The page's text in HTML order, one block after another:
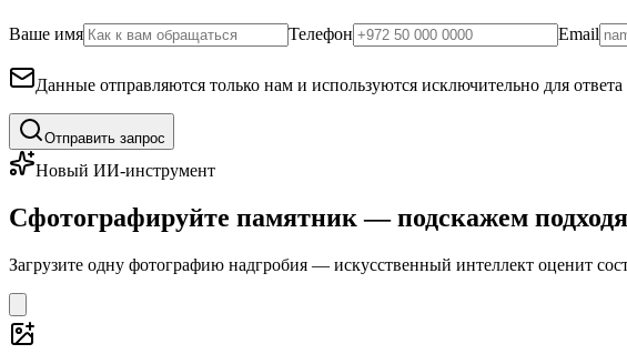
Ваше имя Телефон Email
Данные отправляются только нам и используются исключительно для
Отправить запрос
Новый ИИ-инструмент
Сфотографируйте памятник — подскажем
Загрузите одну фотографию надгробия — искусственный интеллект оценит